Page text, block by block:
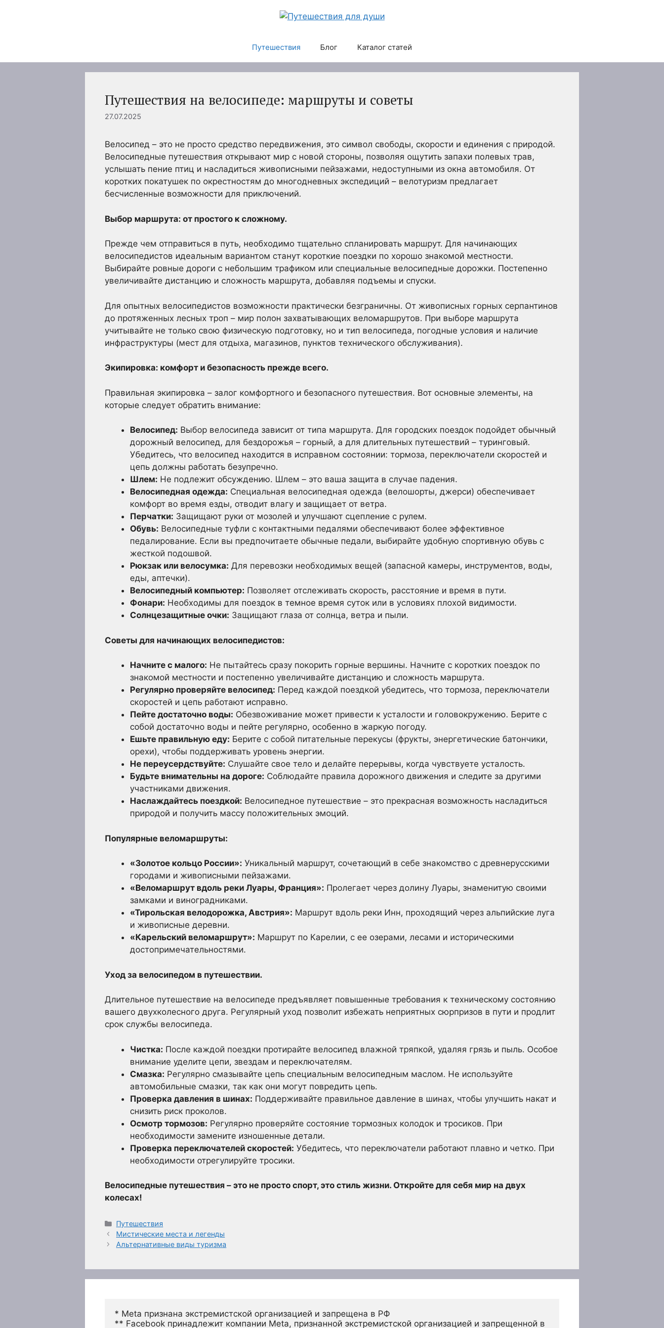
Путешествия Блог Каталог статей
Путешествия на велосипеде: маршруты и советы
27.07.2025
Велосипед – это не просто средство передвижения, это символ свободы, скорости и единения с природой.
Велосипедные путешествия открывают мир с новой стороны, позволяя ощутить запахи полевых трав,
услышать пение птиц и насладиться живописными пейзажами, недоступными из окна автомобиля. От
коротких покатушек по окрестностям до многодневных экспедиций – велотуризм предлагает
бесчисленные возможности для приключений.
Выбор маршрута: от простого к сложному.
Прежде чем отправиться в путь, необходимо тщательно спланировать маршрут. Для начинающих
велосипедистов идеальным вариантом станут короткие поездки по хорошо знакомой местности.
Выбирайте ровные дороги с небольшим трафиком или специальные велосипедные дорожки. Постепенно
увеличивайте дистанцию и сложность маршрута, добавляя подъемы и спуски.
Для опытных велосипедистов возможности практически безграничны. От живописных горных серпантинов
до протяженных лесных троп – мир полон захватывающих веломаршрутов. При выборе маршрута
учитывайте не только свою физическую подготовку, но и тип велосипеда, погодные условия и наличие
инфраструктуры (мест для отдыха, магазинов, пунктов технического обслуживания).
Экипировка: комфорт и безопасность прежде всего.
Правильная экипировка – залог комфортного и безопасного путешествия. Вот основные элементы, на
которые следует обратить внимание:
Велосипед: Выбор велосипеда зависит от типа маршрута. Для городских поездок подойдет обычный
дорожный велосипед, для бездорожья – горный, а для длительных путешествий – туринговый.
Убедитесь, что велосипед находится в исправном состоянии: тормоза, переключатели скоростей и
цепь должны работать безупречно.
Шлем: Не подлежит обсуждению. Шлем – это ваша защита в случае падения.
Велосипедная одежда: Специальная велосипедная одежда (велошорты, джерси) обеспечивает
комфорт во время езды, отводит влагу и защищает от ветра.
Перчатки: Защищают руки от мозолей и улучшают сцепление с рулем.
Обувь: Велосипедные туфли с контактными педалями обеспечивают более эффективное
педалирование. Если вы предпочитаете обычные педали, выбирайте удобную спортивную обувь с
жесткой подошвой.
Рюкзак или велосумка: Для перевозки необходимых вещей (запасной камеры, инструментов, воды,
еды, аптечки).
Велосипедный компьютер: Позволяет отслеживать скорость, расстояние и время в пути.
Фонари: Необходимы для поездок в темное время суток или в условиях плохой видимости.
Солнцезащитные очки: Защищают глаза от солнца, ветра и пыли.
Советы для начинающих велосипедистов:
Начните с малого: Не пытайтесь сразу покорить горные вершины. Начните с коротких поездок по
знакомой местности и постепенно увеличивайте дистанцию и сложность маршрута.
Регулярно проверяйте велосипед: Перед каждой поездкой убедитесь, что тормоза, переключатели
скоростей и цепь работают исправно.
Пейте достаточно воды: Обезвоживание может привести к усталости и головокружению. Берите с
собой достаточно воды и пейте регулярно, особенно в жаркую погоду.
Ешьте правильную еду: Берите с собой питательные перекусы (фрукты, энергетические батончики,
орехи), чтобы поддерживать уровень энергии.
Не переусердствуйте: Слушайте свое тело и делайте перерывы, когда чувствуете усталость.
Будьте внимательны на дороге: Соблюдайте правила дорожного движения и следите за другими
участниками движения.
Наслаждайтесь поездкой: Велосипедное путешествие – это прекрасная возможность насладиться
природой и получить массу положительных эмоций.
Популярные веломаршруты:
«Золотое кольцо России»: Уникальный маршрут, сочетающий в себе знакомство с древнерусскими
городами и живописными пейзажами.
«Веломаршрут вдоль реки Луары, Франция»: Пролегает через долину Луары, знаменитую своими
замками и виноградниками.
«Тирольская велодорожка, Австрия»: Маршрут вдоль реки Инн, проходящий через альпийские луга
и живописные деревни.
«Карельский веломаршрут»: Маршрут по Карелии, с ее озерами, лесами и историческими
достопримечательностями.
Уход за велосипедом в путешествии.
Длительное путешествие на велосипеде предъявляет повышенные требования к техническому состоянию
вашего двухколесного друга. Регулярный уход позволит избежать неприятных сюрпризов в пути и продлит
срок службы велосипеда.
Чистка: После каждой поездки протирайте велосипед влажной тряпкой, удаляя грязь и пыль. Особое
внимание уделите цепи, звездам и переключателям.
Смазка: Регулярно смазывайте цепь специальным велосипедным маслом. Не используйте
автомобильные смазки, так как они могут повредить цепь.
Проверка давления в шинах: Поддерживайте правильное давление в шинах, чтобы улучшить накат и
снизить риск проколов.
Осмотр тормозов: Регулярно проверяйте состояние тормозных колодок и тросиков. При
необходимости замените изношенные детали.
Проверка переключателей скоростей: Убедитесь, что переключатели работают плавно и четко. При
необходимости отрегулируйте тросики.
Велосипедные путешествия – это не просто спорт, это стиль жизни. Откройте для себя мир на двух
колесах!
Рубрики
Путешествия
Мистические места и легенды
Альтернативные виды туризма
* Meta признана экстремистской организацией и запрещена в РФ
** Facebook принадлежит компании Meta, признанной экстремистской организацией и запрещенной в